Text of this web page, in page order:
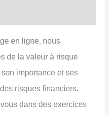
en ligne, nous
de la valeur à risque
importance et ses
risques financiers.
dans des exercices